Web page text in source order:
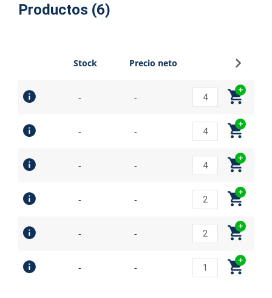
Productos (6)
Stock Precio neto
- -
- -
- -
- -
- -
- -